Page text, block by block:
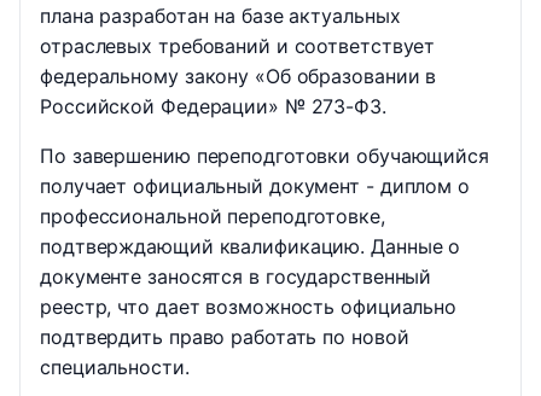
плана разработан на базе актуальных
отраслевых требований и соответствует
федеральному закону «Об образовании в
Российской Федерации» № 273-ФЗ.
По завершению переподготовки обучающийся
получает официальный документ - диплом о
профессиональной переподготовке,
подтверждающий квалификацию. Данные о
документе заносятся в государственный
реестр, что дает возможность официально
подтвердить право работать по новой
специальности.